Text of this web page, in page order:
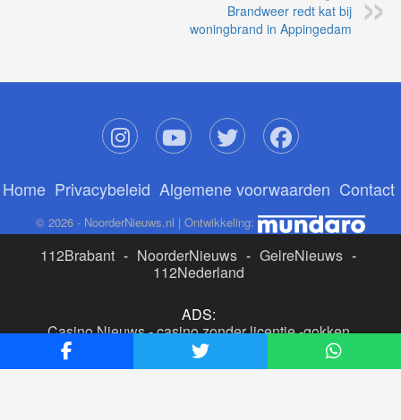
Brandweer redt kat bij
woningbrand in Appingedam
Home Privacybeleid Algemene voorwaarden Contact
© 2026 - NoorderNieuws.nl | Ontwikkeling:
112Brabant - NoorderNieuws - GelreNieuws -
112Nederland
ADS:
Casino Nieuws-casino zonder licentie-gokken
buitenlandse site
beste online casino nederland